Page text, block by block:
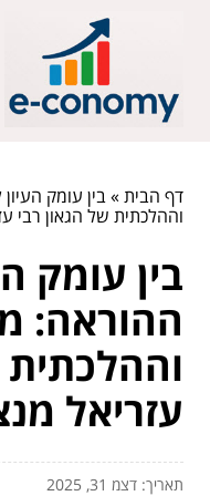
דף הבית»בין עומק
וההלכתית של הגאון רבי
בין עומק
ההוראה:
וההלכתית
עזריאל
תאריך: דצמ 31, 2025